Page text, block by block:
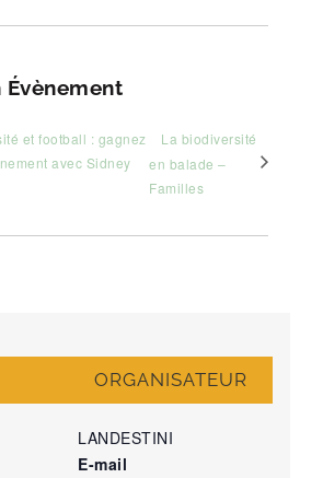
et football : gagnez
avec Sidney
La biodiversité
en balade –
Familles
ORGANISATEUR
LANDESTINI
E-mail